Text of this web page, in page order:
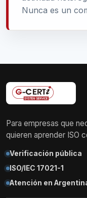
Nunca es un
Para empresas que
quieren aprender ISO
Verificación pública
ISO/IEC 17021-1
Atención en